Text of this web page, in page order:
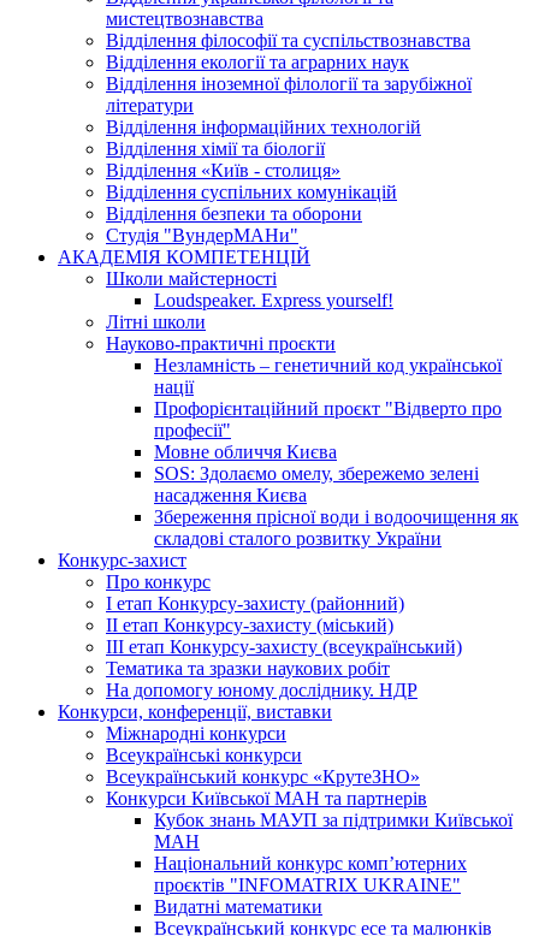
мистецтвознавства
Відділення філософії та суспільствознавства
Відділення екології та аграрних наук
Відділення іноземної філології та зарубіжної
літератури
Відділення інформаційних технологій
Відділення хімії та біології
Відділення «Київ - столиця»
Відділення суспільних комунікацій
Відділення безпеки та оборони
Студія "ВундерМАНи"
АКАДЕМІЯ КОМПЕТЕНЦІЙ
Школи майстерності
Loudspeaker. Express yourself!
Літні школи
Науково-практичні проєкти
Незламність – генетичний код української
нації
Профорієнтаційний проєкт "Відверто про
професії"
Мовне обличчя Києва
SOS: Здолаємо омелу, збережемо зелені
насадження Києва
Збереження прісної води і водоочищення як
складові сталого розвитку України
Конкурс-захист
Про конкурс
І етап Конкурсу-захисту (районний)
ІІ етап Конкурсу-захисту (міський)
ІІІ етап Конкурсу-захисту (всеукраїнський)
Тематика та зразки наукових робіт
На допомогу юному досліднику. НДР
Конкурси, конференції, виставки
Міжнародні конкурси
Всеукраїнські конкурси
Всеукраїнський конкурс «КрутеЗНО»
Конкурси Київської МАН та партнерів
Кубок знань МАУП за підтримки Київської
МАН
Національний конкурс комп’ютерних
проєктів "INFOMATRIX UKRAINE"
Видатні математики
Всеукраїнський конкурс есе та малюнків